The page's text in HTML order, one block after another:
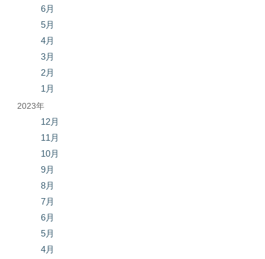
6月
5月
4月
3月
2月
1月
2023年
12月
11月
10月
9月
8月
7月
6月
5月
4月